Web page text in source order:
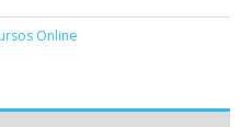
Online